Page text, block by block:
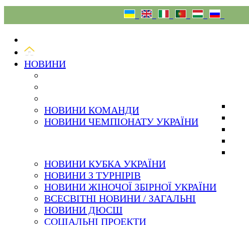
НОВИНИ
НОВИНИ КОМАНДИ
НОВИНИ ЧЕМПІОНАТУ УКРАЇНИ
НОВИНИ КУБКА УКРАЇНИ
НОВИНИ З ТУРНІРІВ
НОВИНИ ЖІНОЧОЇ ЗБІРНОЇ УКРАЇНИ
ВСЕСВІТНІ НОВИНИ / ЗАГАЛЬНІ
НОВИНИ ДЮСШ
СОЦІАЛЬНІ ПРОЕКТИ